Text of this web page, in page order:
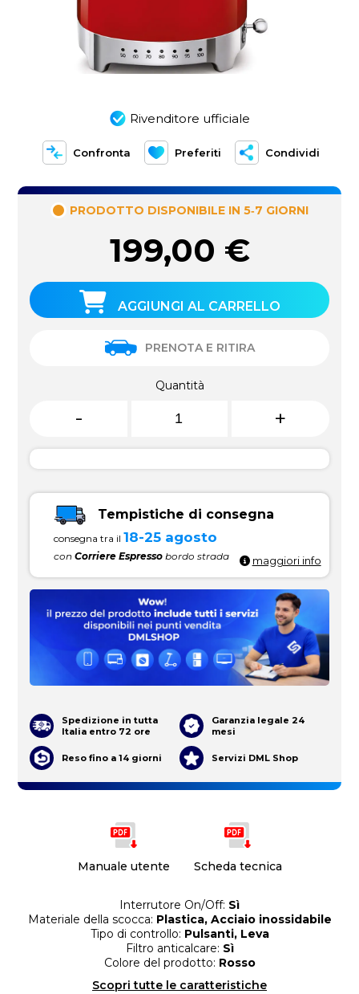
Manuale utente Scheda tecnica
Rivenditore ufficiale
Confronta Preferiti Condividi
Interrutore On/Off: Sì
Materiale della scocca: Plastica, Acciaio inossidabile
Tipo di controllo: Pulsanti, Leva
Filtro anticalcare: Sì
Colore del prodotto: Rosso
Scopri tutte le caratteristiche
PRODOTTO DISPONIBILE IN 5‑7 GIORNI
199,00 €
AGGIUNGI AL CARRELLO
PRENOTA E RITIRA
Quantità
- +
Tempistiche di consegna
consegna tra il 18-25 agosto
conCorriere Espresso bordo strada maggiori info
Spedizione in tutta
Italia entro 72 ore
Garanzia legale 24
mesi
Reso fino a 14 giorni Servizi DML Shop